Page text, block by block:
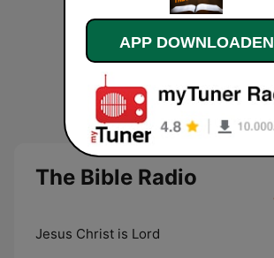
The Bible Radio
Jesus Christ is Lord
APP DOWNLOADEN